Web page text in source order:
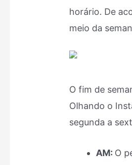
horário. De
meio da
O fim de
Olhando o
segunda a
AM: O